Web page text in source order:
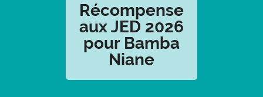
Récompense
aux JED 2026
pour Bamba
Niane